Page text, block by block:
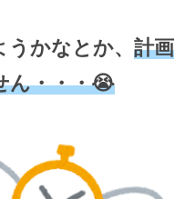
かなとか、 計画
ん・・・😭